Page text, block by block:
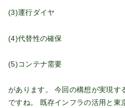
(3)運行ダイヤ
(4)代替性の確保
(5)コンテナ需要
があります。 今回の構想が実現す
ですね。 既存インフラの活用と東